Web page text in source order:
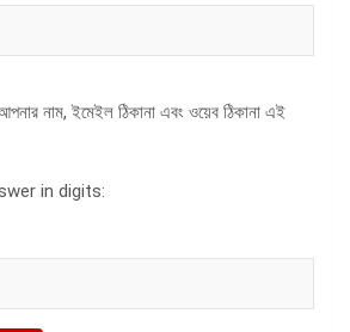
নাম, ইমেইল ঠিকানা এবং ওয়েব ঠিকানা এই
in digits: